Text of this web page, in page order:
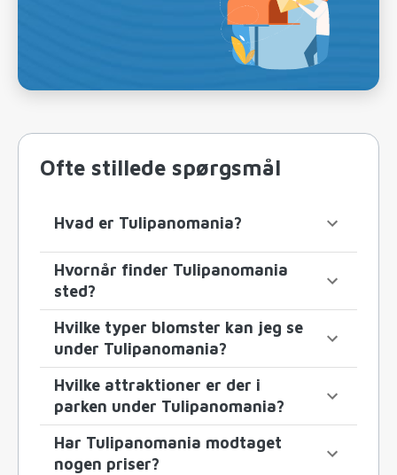
Ofte stillede spørgsmål
Hvad er Tulipanomania?
Hvornår finder Tulipanomania
sted?
Hvilke typer blomster kan jeg se
under Tulipanomania?
Hvilke attraktioner er der i
parken under Tulipanomania?
Har Tulipanomania modtaget
nogen priser?